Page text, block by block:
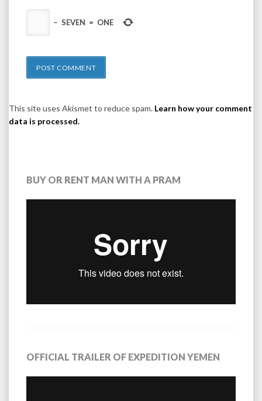
− SEVEN = ONE
This site uses Akismet to reduce spam. Learn how your comment
data is processed.
BUY OR RENT MAN WITH A PRAM
OFFICIAL TRAILER OF EXPEDITION YEMEN